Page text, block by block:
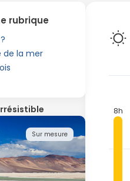
rubrique
de la mer
Sur mesure
8h